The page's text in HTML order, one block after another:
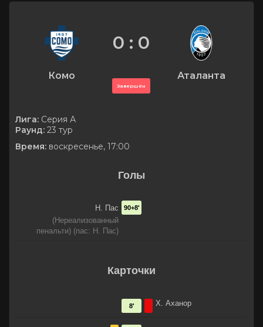
Комо
0 : 0
Завершён
Аталанта
Лига: Серия А
Раунд: 23 тур
Время: воскресенье, 17:00
Голы
Н. Пас
(Нереализованный
пенальти) (пас: Н. Пас)
90+8'
Карточки
Х. Аханор
8'